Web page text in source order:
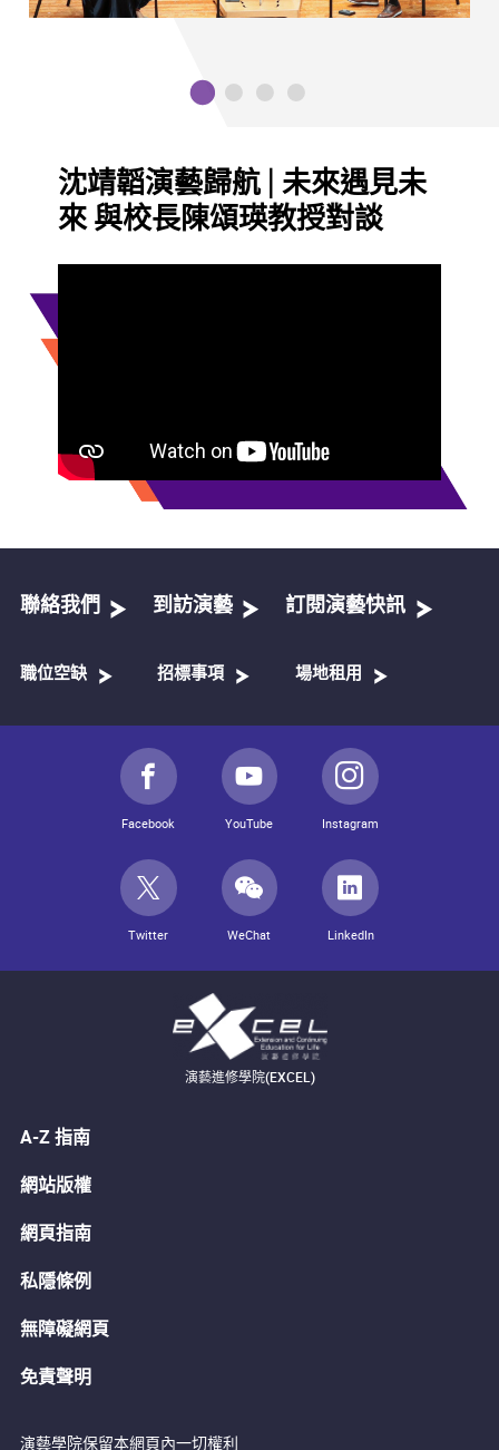
沈靖韜演藝歸航 | 未來遇見未
來 與校長陳頌瑛教授對談
聯絡我們 到訪演藝 訂閱演藝快訊
職位空缺 招標事項 場地租用
Facebook YouTube Instagram
Twitter WeChat LinkedIn
演藝進修學院(EXCEL)
A-Z 指南
網站版權
網頁指南
私隱條例
無障礙網頁
免責聲明
演藝學院保留本網頁內一切權利